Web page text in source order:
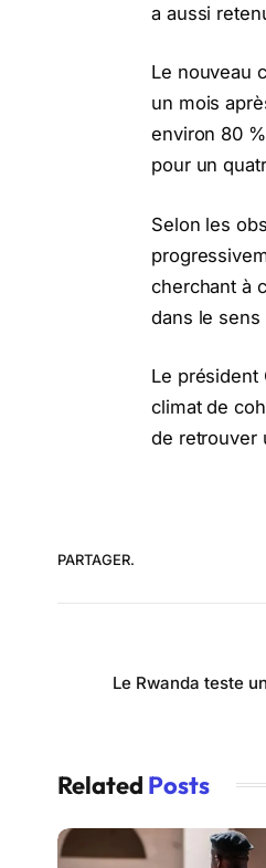
a aussi
Le nouveau
un mois
environ 80
pour un
Selon les
cherchant à
dans le sens
Le président
climat de
de retrouver
PARTAGER.
Le Rwanda teste
Related Posts